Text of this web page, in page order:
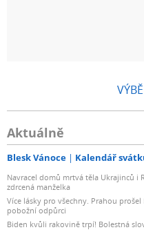
Aktuálně
Blesk Vánoce Kalendář
Navracel domů mrtvá těla Ukrajinců i
zdrcená manželka
Více lásky pro všechny. Prahou
pobožní odpůrci
Biden kvůli rakovině trpí! Bolestná